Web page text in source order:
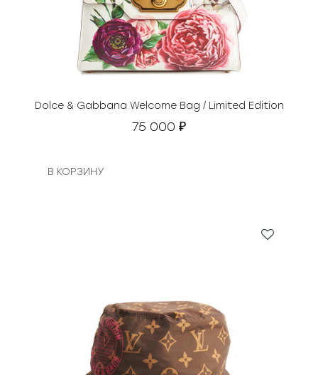
Dolce & Gabbana Welcome Bag / Limited Edition
75 000 ₽
В КОРЗИНУ